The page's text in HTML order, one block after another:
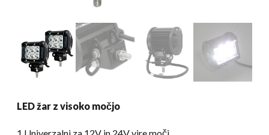
LED žar z visoko močjo